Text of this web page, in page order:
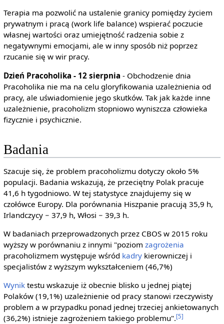
Terapia ma pozwolić na ustalenie granicy pomiędzy życiem
prywatnym i pracą (work life balance) wspierać poczucie
własnej wartości oraz umiejętność radzenia sobie z
negatywnymi emocjami, ale w inny sposób niż poprzez
rzucanie się w wir pracy.
Dzień Pracoholika - 12 sierpnia - Obchodzenie dnia
Pracoholika nie ma na celu gloryfikowania uzależnienia od
pracy, ale uświadomienie jego skutków. Tak jak każde inne
uzależnienie, pracoholizm stopniowo wyniszcza człowieka
fizycznie i psychicznie.
Badania
Szacuje się, że problem pracoholizmu dotyczy około 5%
populacji. Badania wskazują, że przeciętny Polak pracuje
41,6 h tygodniowo. W tej statystyce znajdujemy się w
czołówce Europy. Dla porównania Hiszpanie pracują 35,9 h,
Irlandczycy − 37,9 h, Włosi − 39,3 h.
W badaniach przeprowadzonych przez CBOS w 2015 roku
wyższy w porównaniu z innymi "poziom zagrożenia
pracoholizmem występuje wśród kadrykierowniczej i
specjalistów z wyższym wykształceniem (46,7%)
Wyniktestu wskazuje iż obecnie blisko u jednej piątej
Polaków (19,1%) uzależnienie od pracy stanowi rzeczywisty
problem a w przypadku ponad jednej trzeciej ankietowanych
(36,2%) istnieje zagrożeniem takiego problemu".[5]